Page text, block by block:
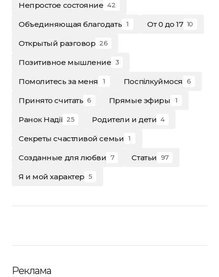
Непростое состояние 42
Объединяющая благодать 1 От 0 до 17 10
Открытый разговор 26
Позитивное мышление 3
Помолитесь за меня 1 Поспілкуймося 6
Принято считать 6 Прямые эфиры 1
Ранок Надії 25 Родители и дети 4
Секреты счастливой семьи 1
Созданные для любви 7 Статьи 97
Я и мой характер 5
Реклама